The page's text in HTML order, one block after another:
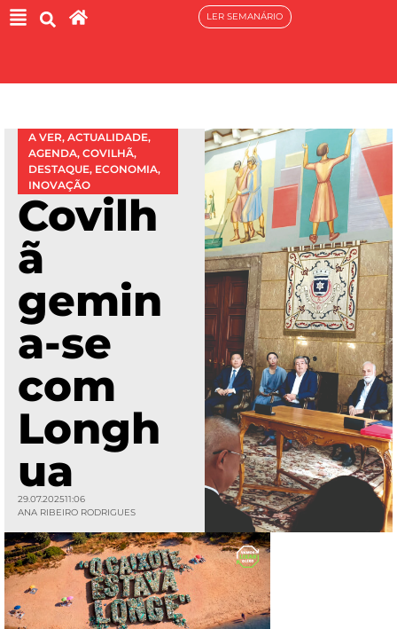
LER SEMANÁRIO
A VER, ACTUALIDADE,
AGENDA, COVILHÃ,
DESTAQUE, ECONOMIA,
INOVAÇÃO
Covilh
ã
gemin
a-se
com
Longh
ua
29.07.202511:06
ANA RIBEIRO RODRIGUES